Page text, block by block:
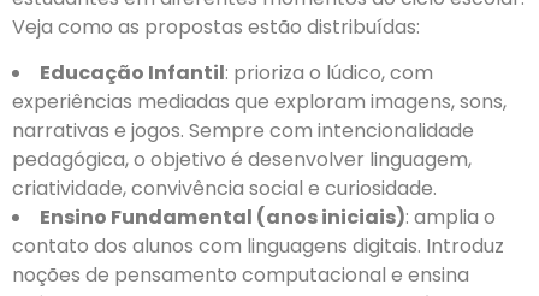
Veja como as propostas estão distribuídas:
Educação Infantil: prioriza o lúdico, com
experiências mediadas que exploram imagens, sons,
narrativas e jogos. Sempre com intencionalidade
pedagógica, o objetivo é desenvolver linguagem,
criatividade, convivência social e curiosidade.
Ensino Fundamental (anos iniciais): amplia o
contato dos alunos com linguagens digitais. Introduz
noções de pensamento computacional e ensina